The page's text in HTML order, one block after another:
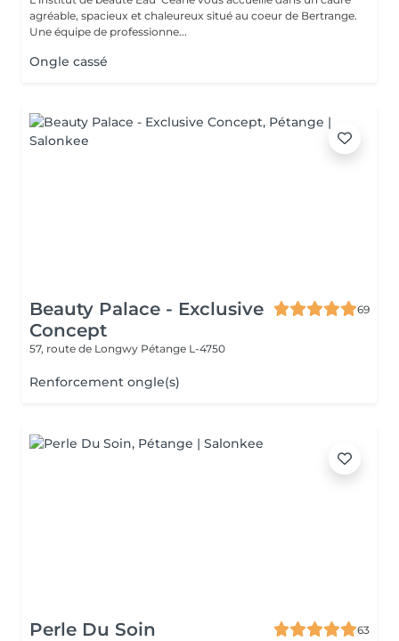
agréable, spacieux et chaleureux situé au coeur de Bertrange.
Une équipe de professionne...
Ongle cassé
Beauty Palace - Exclusive
Concept
69
57, route de Longwy Pétange L-4750
Renforcement ongle(s)
Perle Du Soin
63